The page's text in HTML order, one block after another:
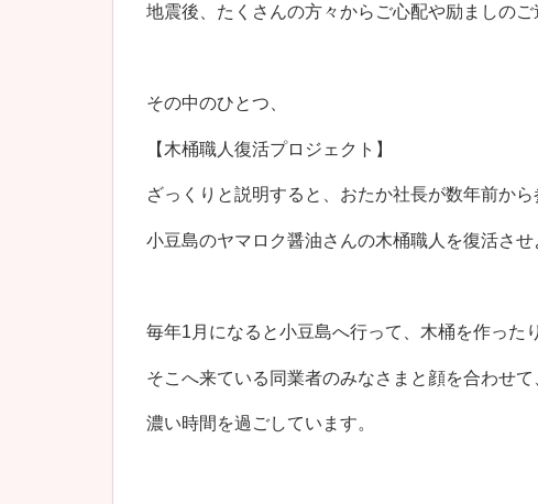
地震後、たくさんの方々からご心配や励ましのご
その中のひとつ、
【木桶職人復活プロジェクト】
ざっくりと説明すると、おたか社長が数年前から
小豆島のヤマロク醤油さんの木桶職人を復活させ
毎年1月になると小豆島へ行って、木桶を作った
そこへ来ている同業者のみなさまと顔を合わせ
濃い時間を過ごしています。